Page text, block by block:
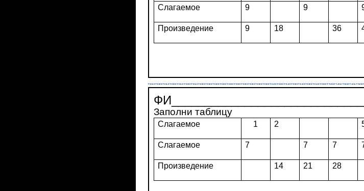
Слагаемое 9 9
Произведение 9 18 36
Заполни таблицу
Слагаемое 1 2
Слагаемое 7 7 7
Произведение 14 21 28